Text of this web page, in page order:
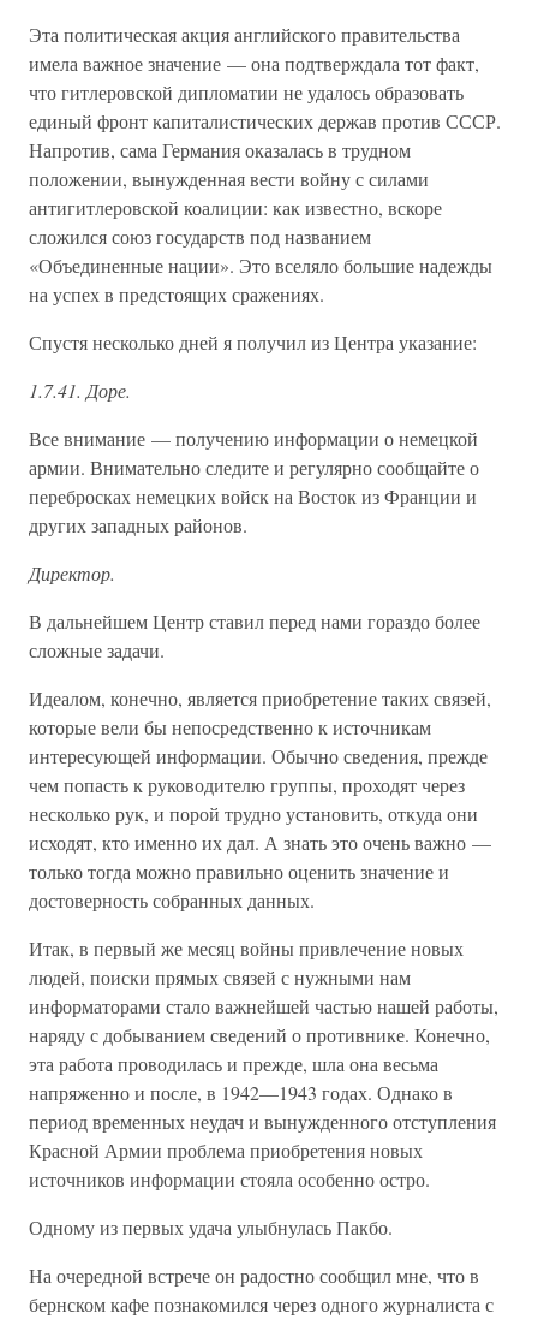
Эта политическая акция английского правительства
имела важное значение — она подтверждала тот факт,
что гитлеровской дипломатии не удалось образовать
единый фронт капиталистических держав против СССР.
Напротив, сама Германия оказалась в трудном
положении, вынужденная вести войну с силами
антигитлеровской коалиции: как известно, вскоре
сложился союз государств под названием
«Объединенные нации». Это вселяло большие надежды
на успех в предстоящих сражениях.
Спустя несколько дней я получил из Центра указание:
1.7.41. Доре.
Все внимание — получению информации о немецкой
армии. Внимательно следите и регулярно сообщайте о
перебросках немецких войск на Восток из Франции и
других западных районов.
Директор.
В дальнейшем Центр ставил перед нами гораздо более
сложные задачи.
Идеалом, конечно, является приобретение таких связей,
которые вели бы непосредственно к источникам
интересующей информации. Обычно сведения, прежде
чем попасть к руководителю группы, проходят через
несколько рук, и порой трудно установить, откуда они
исходят, кто именно их дал. А знать это очень важно —
только тогда можно правильно оценить значение и
достоверность собранных данных.
Итак, в первый же месяц войны привлечение новых
людей, поиски прямых связей с нужными нам
информаторами стало важнейшей частью нашей работы,
наряду с добыванием сведений о противнике. Конечно,
эта работа проводилась и прежде, шла она весьма
напряженно и после, в 1942—1943 годах. Однако в
период временных неудач и вынужденного отступления
Красной Армии проблема приобретения новых
источников информации стояла особенно остро.
Одному из первых удача улыбнулась Пакбо.
На очередной встрече он радостно сообщил мне, что в
бернском кафе познакомился через одного журналиста с